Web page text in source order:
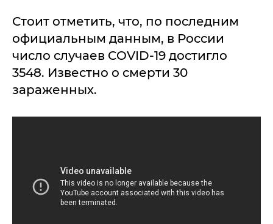
Стоит отметить, что, по последним
официальным данным, в России
число случаев COVID-19 достигло
3548. Известно о смерти 30
зараженных.